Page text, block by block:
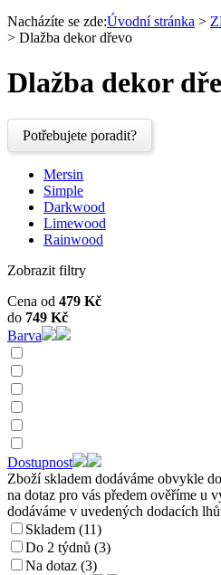
Nacházíte se zde:Úvodní stránka >
> Dlažba dekor dřevo
Dlažba dekor
Potřebujete poradit?
Mersin
Simple
Darkwood
Limewood
Rainwood
Zobrazit filtry
Cena od 479 Kč
do 749 Kč
Barva
Dostupnost
Zboží skladem dodáváme obvykle
na dotaz pro vás předem ověříme u
dodáváme v uvedených dodacích
Skladem (11)
Do 2 týdnů (3)
Na dotaz (3)